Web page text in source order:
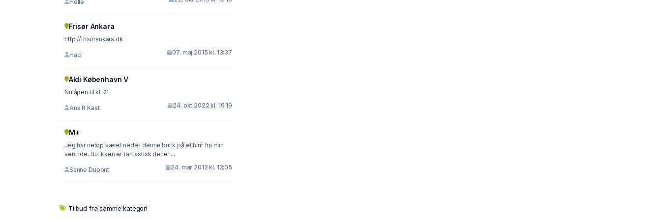
Helle
Frisør Ankara
http://frisorankara.dk
Haci 07. maj 2015 kl. 13:37
Aldi København V
Nu åpen til kl. 21
Ana R Kast 24. okt 2022 kl. 19:19
M+
Jeg har netop været nede i denne butik på et hint fra min
veninde. Butikken er fantastisk der er ...
Sanne Dupont 24. mar 2012 kl. 12:05
Tilbud fra samme kategori